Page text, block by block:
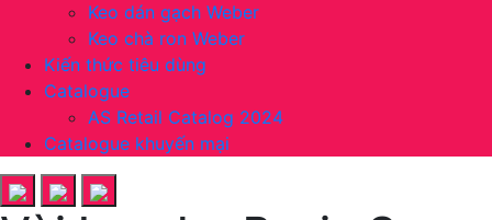
Keo dán gạch Weber
Keo chà ron Weber
Kiến thức tiêu dùng
Catalogue
AS Retail Catalog 2024
Catalogue khuyến mại